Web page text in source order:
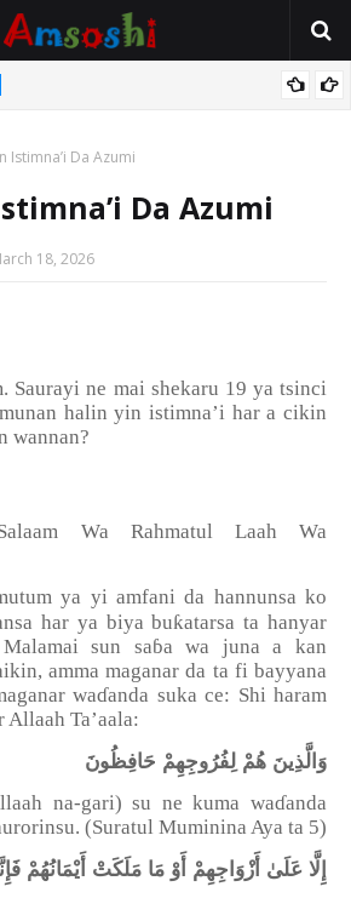
Istimna’i Da Azumi
Da Azumi
18, 2026
Saurayi ne mai shekaru 19 ya tsinci
halin yin istimna’i har a cikin
wannan?
Wa Rahmatul Laah Wa
ya yi amfani da hannunsa ko
har ya biya buƙatarsa ta hanyar
sun saɓa wa juna a kan
amma maganar da ta fi bayyana
waɗanda suka ce: Shi haram
Allaah Ta’aala:
وَالَّذِينَ هُمْ لِفُرُوجِهِمْ حَافِظُونَ
na-gari) su ne kuma waɗanda
(Suratul Muminina Aya ta 5)
إِلَّا عَلَىٰ أَزْوَاجِهِمْ أَوْ مَا مَلَكَتْ أَيْمَانُهُمْ